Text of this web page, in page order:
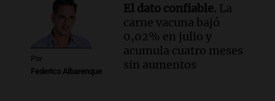
Por
Federico Albarenque
El dato confiable. La
carne vacuna bajó
0,02% en julio y
acumula cuatro meses
sin aumentos